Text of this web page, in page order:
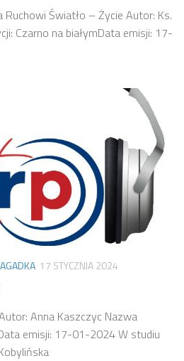
Ruchowi Światło – Życie Autor: Ks.
Czarno na białymData emisji: 17-
17 STYCZNIA 2024
Anna Kaszczyc Nazwa
emisji: 17-01-2024 W studiu